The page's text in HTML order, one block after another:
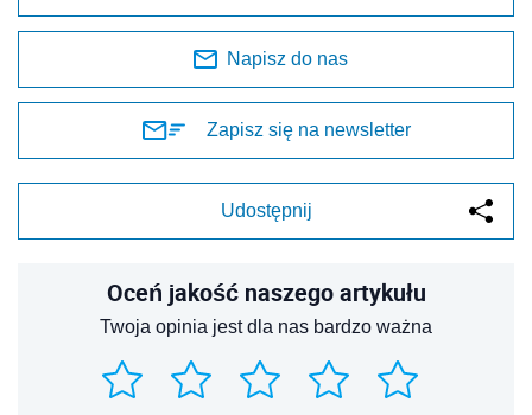
Napisz do nas
Zapisz się na newsletter
Udostępnij
Oceń jakość naszego artykułu
Twoja opinia jest dla nas bardzo ważna